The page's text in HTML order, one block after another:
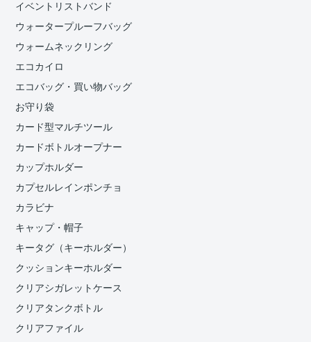
イベントリストバンド
ウォータープルーフバッグ
ウォームネックリング
エコカイロ
エコバッグ・買い物バッグ
お守り袋
カード型マルチツール
カードボトルオープナー
カップホルダー
カプセルレインポンチョ
カラビナ
キャップ・帽子
キータグ（キーホルダー）
クッションキーホルダー
クリアシガレットケース
クリアタンクボトル
クリアファイル